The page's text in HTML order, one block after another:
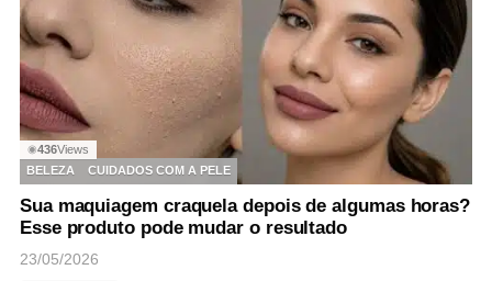
◉436Views
BELEZA
CUIDADOS COM A PELE
Sua maquiagem craquela depois de algumas horas?
Esse produto pode mudar o resultado
23/05/2026